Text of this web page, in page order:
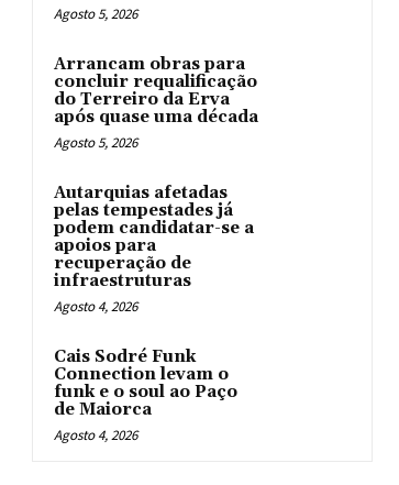
Agosto 5, 2026
Arrancam obras para
concluir requalificação
do Terreiro da Erva
após quase uma década
Agosto 5, 2026
Autarquias afetadas
pelas tempestades já
podem candidatar-se a
apoios para
recuperação de
infraestruturas
Agosto 4, 2026
Cais Sodré Funk
Connection levam o
funk e o soul ao Paço
de Maiorca
Agosto 4, 2026